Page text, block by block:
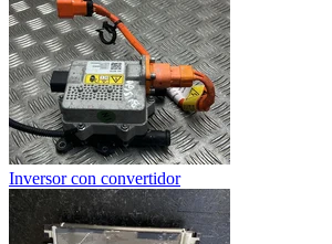
Inversor con convertidor